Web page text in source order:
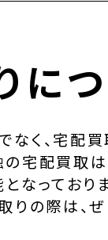
に
なく、宅配
の宅配買取
なっており
りの際は